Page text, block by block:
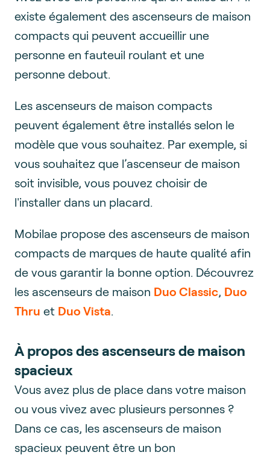
existe également des ascenseurs de maison
compacts qui peuvent accueillir une
personne en fauteuil roulant et une
personne debout.
Les ascenseurs de maison compacts
peuvent également être installés selon le
modèle que vous souhaitez. Par exemple, si
vous souhaitez que l’ascenseur de maison
soit invisible, vous pouvez choisir de
l'installer dans un placard.
Mobilae propose des ascenseurs de maison
compacts de marques de haute qualité afin
de vous garantir la bonne option. Découvrez
les ascenseurs de maison Duo Classic, Duo
Thru et Duo Vista.
À propos des ascenseurs de maison
spacieux
Vous avez plus de place dans votre maison
ou vous vivez avec plusieurs personnes ?
Dans ce cas, les ascenseurs de maison
spacieux peuvent être un bon